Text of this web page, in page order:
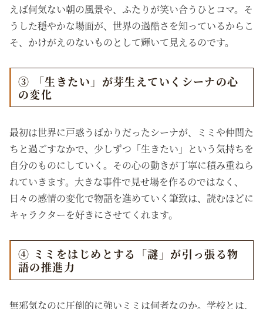
えば何気ない朝の風景や、ふたりが笑い合うひとコマ。そ
うした穏やかな場面が、世界の過酷さを知っているからこ
そ、かけがえのないものとして輝いて見えるのです。
③ 「生きたい」が芽生えていくシーナの心
の変化
最初は世界に戸惑うばかりだったシーナが、ミミや仲間た
ちと過ごすなかで、少しずつ「生きたい」という気持ちを
自分のものにしていく。その心の動きが丁寧に積み重ねら
れていきます。大きな事件で見せ場を作るのではなく、
日々の感情の変化で物語を進めていく筆致は、読むほどに
キャラクターを好きにさせてくれます。
④ ミミをはじめとする「謎」が引っ張る物
語の推進力
無邪気なのに圧倒的に強いミミは何者なのか。学校とは、